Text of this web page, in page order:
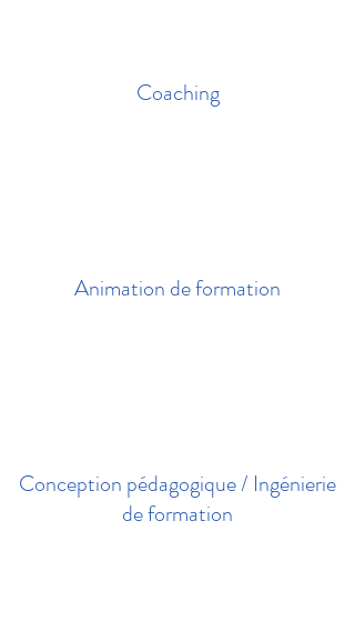
Coaching
Animation de formation
Conception pédagogique / Ingénierie
de formation